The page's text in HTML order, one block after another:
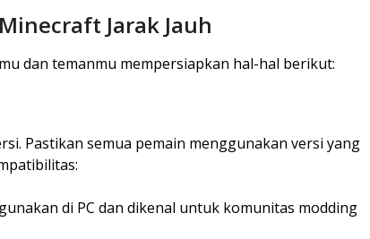
Jarak Jauh
dan temanmu mempersiapkan hal-hal berikut:
Pastikan semua pemain menggunakan versi yang
di PC dan dikenal untuk komunitas modding